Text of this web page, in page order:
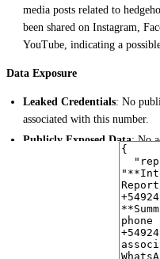
media posts related to
been shared on Instagram,
YouTube, indicating a
Data Exposure
Leaked Credentials: No
associated with this number.
Publicly Exposed Data: No
: The account
spam. However, the
social media posts suggest a
baking, which could be used